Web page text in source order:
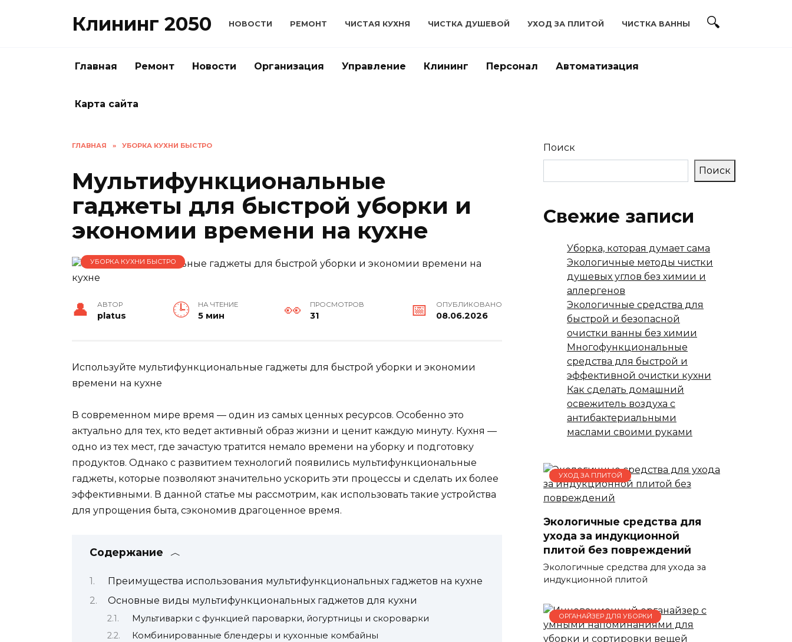
Клининг 2050 НОВОСТИ РЕМОНТ ЧИСТАЯ КУХНЯ ЧИСТКА ДУШЕВОЙ УХОД ЗА ПЛИТОЙ ЧИСТКА ВАННЫ
Главная Ремонт Новости Организация Управление Клининг Персонал Автоматизация
Карта сайта
ГЛАВНАЯ » УБОРКА КУХНИ БЫСТРО
Мультифункциональные
гаджеты для быстрой уборки и
экономии времени на кухне
УБОРКА КУХНИ БЫСТРО
АВТОР
platus
НА ЧТЕНИЕ
5 мин
ПРОСМОТРОВ
31
ОПУБЛИКОВАНО
08.06.2026
Используйте мультифункциональные гаджеты для быстрой уборки и экономии
времени на кухне
В современном мире время — один из самых ценных ресурсов. Особенно это
актуально для тех, кто ведет активный образ жизни и ценит каждую минуту. Кухня —
одно из тех мест, где зачастую тратится немало времени на уборку и подготовку
продуктов. Однако с развитием технологий появились мультифункциональные
гаджеты, которые позволяют значительно ускорить эти процессы и сделать их более
эффективными. В данной статье мы рассмотрим, как использовать такие устройства
для упрощения быта, сэкономив драгоценное время.
Содержание
Преимущества использования мультифункциональных гаджетов на кухне
Основные виды мультифункциональных гаджетов для кухни
Мультиварки с функцией пароварки, йогуртницы и скороварки
Комбинированные блендеры и кухонные комбайны
Поиск
Поиск
Свежие записи
Уборка, которая думает сама
Экологичные методы чистки
душевых углов без химии и
аллергенов
Экологичные средства для
быстрой и безопасной
очистки ванны без химии
Многофункциональные
средства для быстрой и
эффективной очистки кухни
Как сделать домашний
освежитель воздуха с
антибактериальными
маслами своими руками
УХОД ЗА ПЛИТОЙ
Экологичные средства для
ухода за индукционной
плитой без повреждений
Экологичные средства для ухода за
индукционной плитой
ОРГАНАЙЗЕР ДЛЯ УБОРКИ